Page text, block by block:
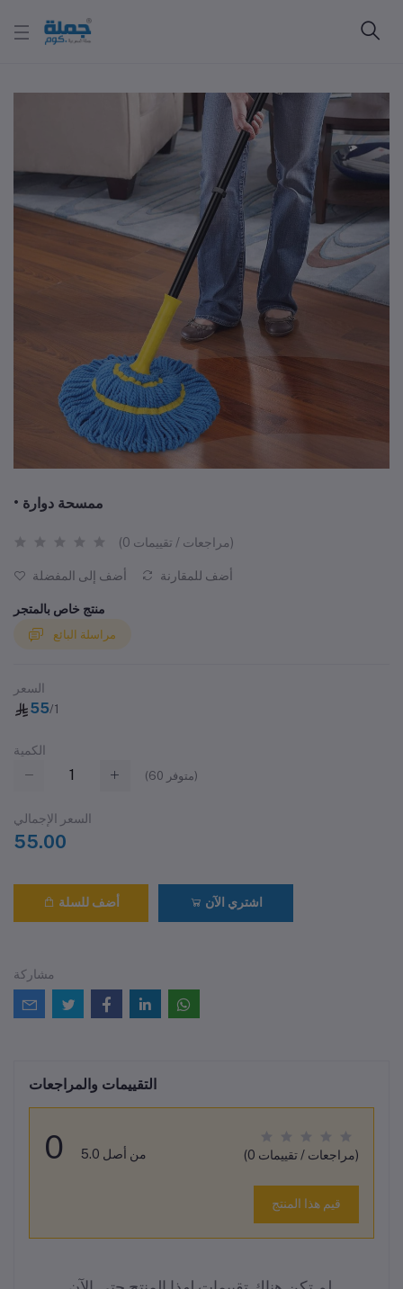
• ممسحة دوارة
(0 مراجعات / تقييمات)
أضف إلى المفضلة أضف للمقارنة
منتج خاص بالمتجر
مراسلة البائع
السعر
55/1
الكمية
(60 متوفر)
السعر الإجمالي
55.00
أضف للسلة اشتري الآن
مشاركة
التقييمات والمراجعات
0 من أصل 5.0 (0 مراجعات / تقييمات)
قيم هذا المنتج